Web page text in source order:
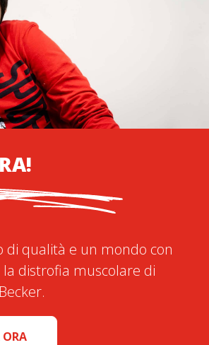
di qualità e un mondo con
distrofia muscolare di